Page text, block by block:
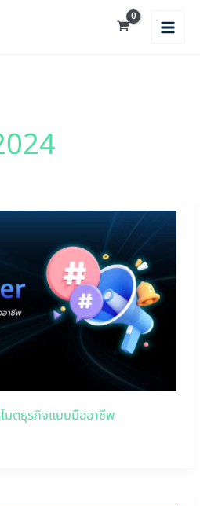
มตธุรกิจแบบมืออาชีพ